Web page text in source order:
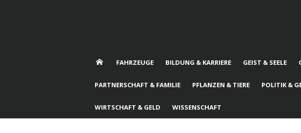
FAHRZEUGE BILDUNG & KARRIERE GEIST & SEELE
PARTNERSCHAFT & FAMILIE PFLANZEN & TIERE POLITIK &
WIRTSCHAFT & GELD WISSENSCHAFT